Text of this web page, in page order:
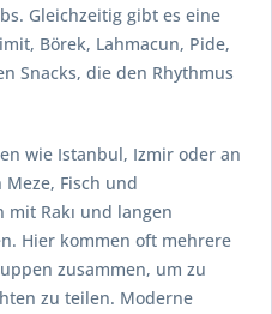
Gleichzeitig gibt es eine
Börek, Lahmacun, Pide,
Snacks, die den Rhythmus
wie Istanbul, Izmir oder an
Fisch und
Rakı und langen
Hier kommen oft mehrere
zusammen, um zu
zu teilen. Moderne